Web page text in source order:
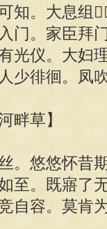
知。大息组
门。家臣拜
光仪。大妇
少徘徊。凤
草】
悠悠怀昔期
至。既寤了
自容。莫肯